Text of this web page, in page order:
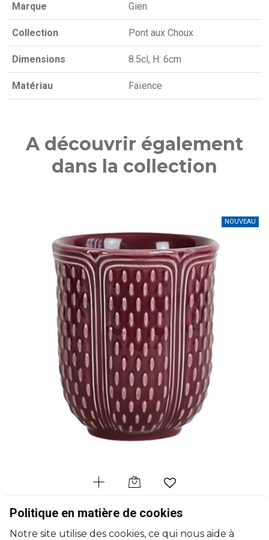
Marque Gien
Collection Pont aux Choux
Dimensions 8.5cl, H: 6cm
Matériau Faïence
A découvrir également
dans la collection
NOUVEAU
GIEN
Gobelet à thé bordeaux
Politique en matière de cookies
Notre site utilise des cookies, ce qui nous aide à